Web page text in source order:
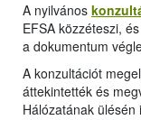
A nyilvános
EFSA közzéteszi,
a dokumentum
A konzultációt
áttekintették és
Hálózatának